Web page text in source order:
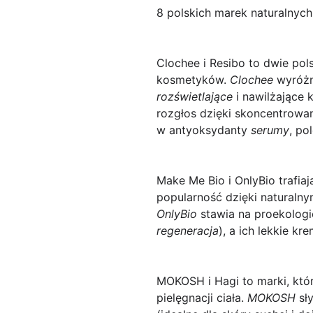
8 polskich marek
Clochee i Resibo to dwie
kosmetyków. Clochee
rozświetlające i nawilżające
rozgłos dzięki
w antyoksydanty serumy,
Make Me Bio i OnlyBio
popularność dzięki
OnlyBio stawia na
regeneracja), a ich lekkie
MOKOSH i Hagi to marki,
pielęgnacji ciała. MOKOSH